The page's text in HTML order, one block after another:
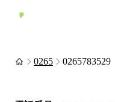
0265 0265783529